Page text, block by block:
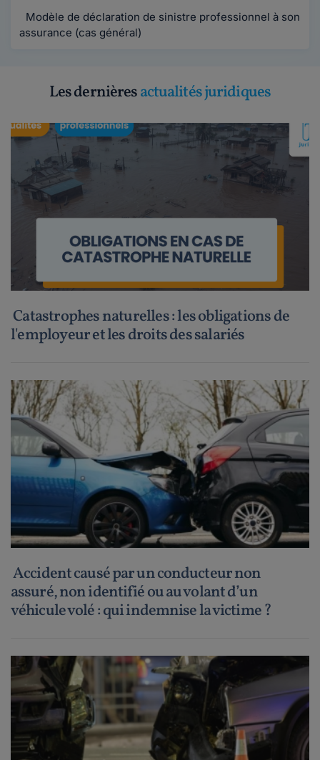
Modèle de déclaration de sinistre professionnel à son
assurance (cas général)
Les dernièresactualités juridiques
Catastrophes naturelles : les obligations de
l'employeur et les droits des salariés
Accident causé par un conducteur non
assuré, non identifié ou au volant d’un
véhicule volé : qui indemnise la victime ?